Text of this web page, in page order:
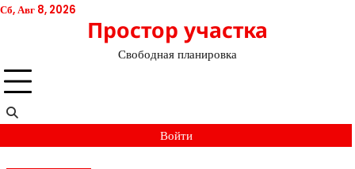
Перейти
Сб, Авг 8, 2026
Простор участка
Свободная планировка
Войти